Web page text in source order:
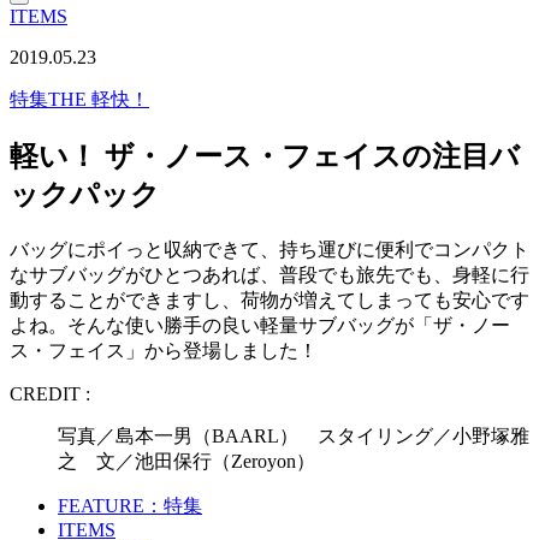
ITEMS
2019.05.23
特集THE 軽快！
軽い！ ザ・ノース・フェイスの注目バ
ックパック
バッグにポイっと収納できて、持ち運びに便利でコンパクト
なサブバッグがひとつあれば、普段でも旅先でも、身軽に行
動することができますし、荷物が増えてしまっても安心です
よね。そんな使い勝手の良い軽量サブバッグが「ザ・ノー
ス・フェイス」から登場しました！
CREDIT :
写真／島本一男（BAARL） スタイリング／小野塚雅
之 文／池田保行（Zeroyon）
FEATURE：特集
ITEMS